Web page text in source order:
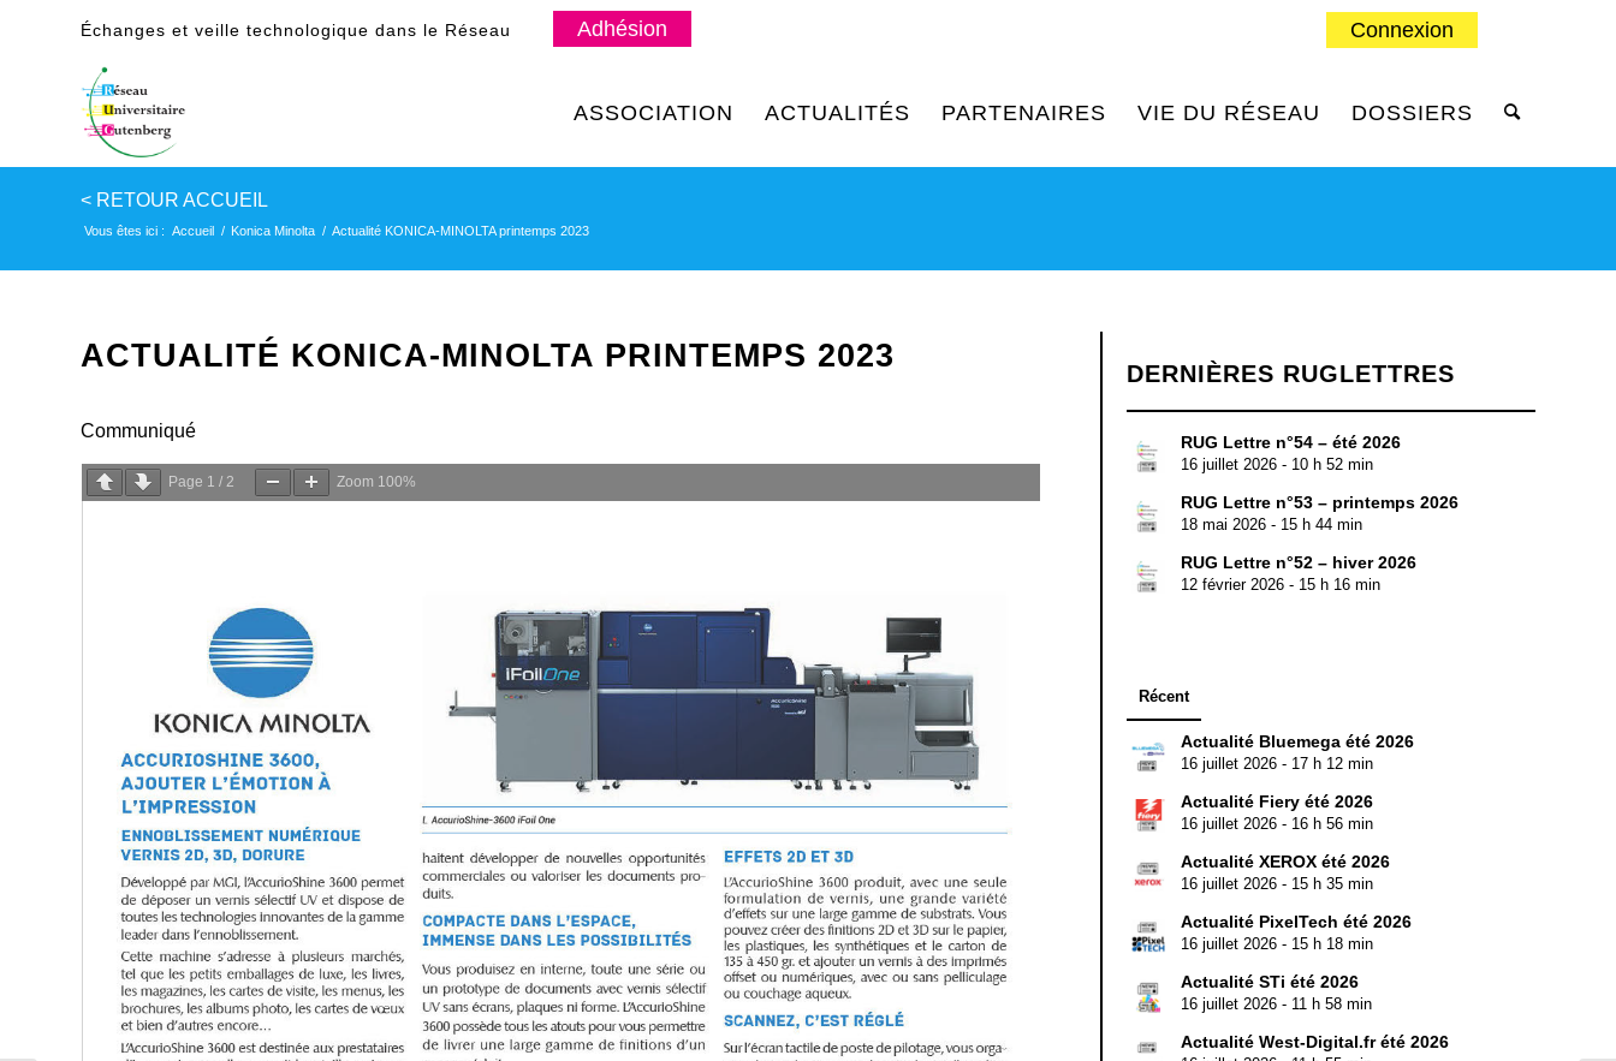
Connexion
Échanges et veille technologique dans le Réseau Adhésion
ASSOCIATION ACTUALITÉS PARTENAIRES VIE DU RÉSEAU DOSSIERS
Vous êtes ici : Accueil / Konica Minolta / Actualité KONICA-MINOLTA printemps 2023
ACTUALITÉ KONICA-MINOLTA PRINTEMPS 2023
Communiqué
Page 1 / 2 Zoom 100%
DERNIÈRES RUGLETTRES
RUG Lettre n°54 – été 2026
16 juillet 2026 - 10 h 52 min
RUG Lettre n°53 – printemps 2026
18 mai 2026 - 15 h 44 min
RUG Lettre n°52 – hiver 2026
12 février 2026 - 15 h 16 min
Récent
Actualité Bluemega été 2026
16 juillet 2026 - 17 h 12 min
Actualité Fiery été 2026
16 juillet 2026 - 16 h 56 min
Actualité XEROX été 2026
16 juillet 2026 - 15 h 35 min
Actualité PixelTech été 2026
16 juillet 2026 - 15 h 18 min
Actualité STi été 2026
16 juillet 2026 - 11 h 58 min
Actualité West-Digital.fr été 2026